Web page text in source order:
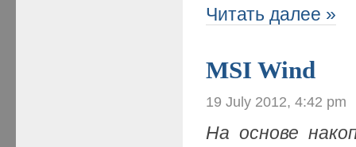
Читать далее »
MSI Wind
19 July 2012, 4:42 pm
На основе